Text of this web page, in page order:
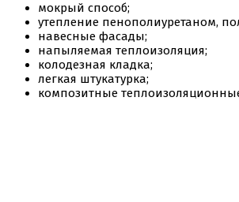
мокрый способ;
утепление пенополиуретаном,
навесные фасады;
напыляемая теплоизоляция;
колодезная кладка;
легкая штукатурка;
композитные